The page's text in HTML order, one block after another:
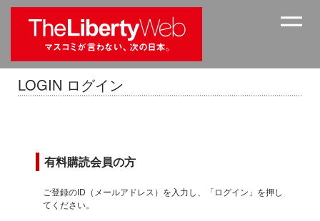
LOGIN ログイン
有料購読会員の方
ご登録のID（メールアドレス）を入力し、「ログイン」を押し
てください。